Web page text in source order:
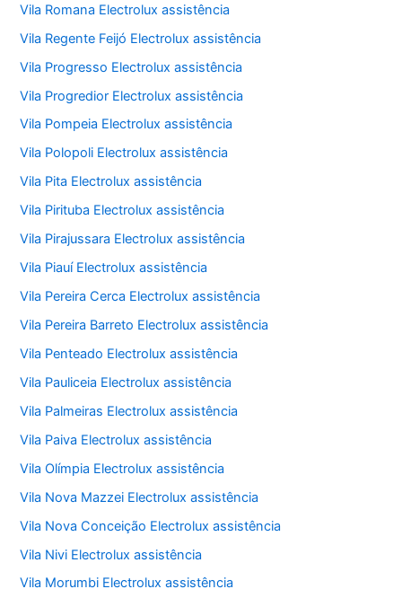
Vila Romana Electrolux assistência
Vila Regente Feijó Electrolux assistência
Vila Progresso Electrolux assistência
Vila Progredior Electrolux assistência
Vila Pompeia Electrolux assistência
Vila Polopoli Electrolux assistência
Vila Pita Electrolux assistência
Vila Pirituba Electrolux assistência
Vila Pirajussara Electrolux assistência
Vila Piauí Electrolux assistência
Vila Pereira Cerca Electrolux assistência
Vila Pereira Barreto Electrolux assistência
Vila Penteado Electrolux assistência
Vila Pauliceia Electrolux assistência
Vila Palmeiras Electrolux assistência
Vila Paiva Electrolux assistência
Vila Olímpia Electrolux assistência
Vila Nova Mazzei Electrolux assistência
Vila Nova Conceição Electrolux assistência
Vila Nivi Electrolux assistência
Vila Morumbi Electrolux assistência